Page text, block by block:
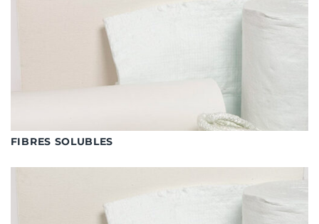
FIBRES SOLUBLES